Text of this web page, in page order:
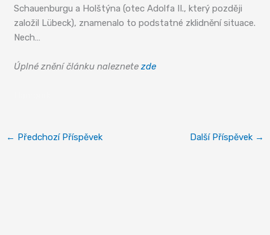
Schauenburgu a Holštýna (otec Adolfa II., který později
založil Lübeck), znamenalo to podstatné zklidnění situace.
Nech…
Úplné znění článku naleznetezde
← Předchozí Příspěvek Další Příspěvek →